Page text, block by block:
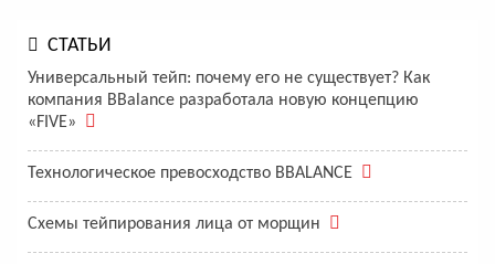
СТАТЬИ
Универсальный тейп: почему его не существует? Как
компания BBalance разработала новую концепцию
«FIVE»
Технологическое превосходство BBALANCE
Схемы тейпирования лица от морщин